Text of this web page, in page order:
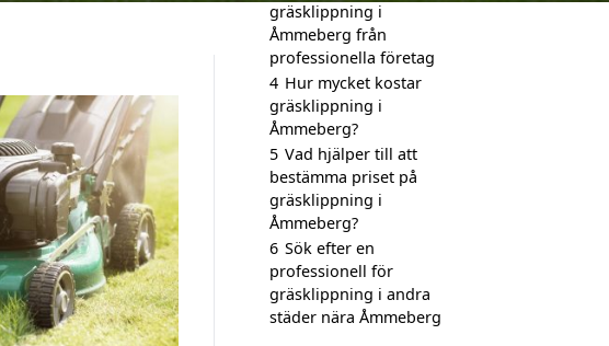
gräsklippning i
Åmmeberg från
professionella företag
4 Hur mycket kostar
gräsklippning i
Åmmeberg?
5 Vad hjälper till att
bestämma priset på
gräsklippning i
Åmmeberg?
6 Sök efter en
professionell för
gräsklippning i andra
städer nära Åmmeberg